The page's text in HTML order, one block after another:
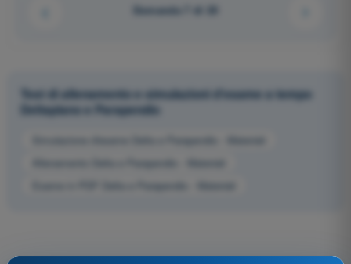
Domanda 7 di 20
Test di allenamento e simulazioni d'esame a tempo
Deltaplano e Parapendio
Simulazione d'esame Delta e Parapendio - Materiali
Allenamento Delta e Parapendio - Materiali
Esame in PDF Delta e Parapendio - Materiali